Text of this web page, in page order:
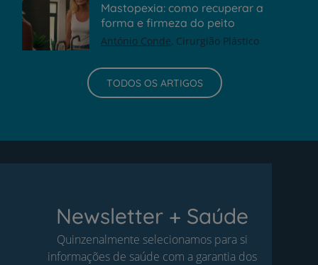
Mastopexia: como recuperar a
forma e firmeza do peito
António Conde Cirurgião Plástico
TODOS OS ARTIGOS
Newsletter + Saúde
Quinzenalmente selecionamos para si
informações de saúde com a garantia dos